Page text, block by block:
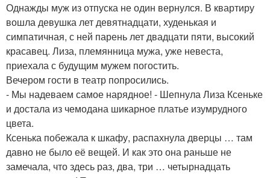
Однажды муж из отпуска не один вернулся. В квартиру
вошла девушка лет девятнадцати, худенькая и
симпатичная, с ней парень лет двадцати пяти, высокий
красавец. Лиза, племянница мужа, уже невеста,
приехала с будущим мужем погостить.
Вечером гости в театр попросились.
- Мы надеваем самое нарядное! - Шепнула Лиза Ксеньке
и достала из чемодана шикарное платье изумрудного
цвета.
Ксенька побежала к шкафу, распахнула дверцы … там
давно не было её вещей. И как это она раньше не
замечала, что здесь раз, два, три … четырнадцать